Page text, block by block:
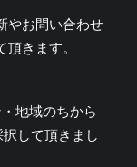
やお問い合わせ
きます。
地域のちから
して頂きまし